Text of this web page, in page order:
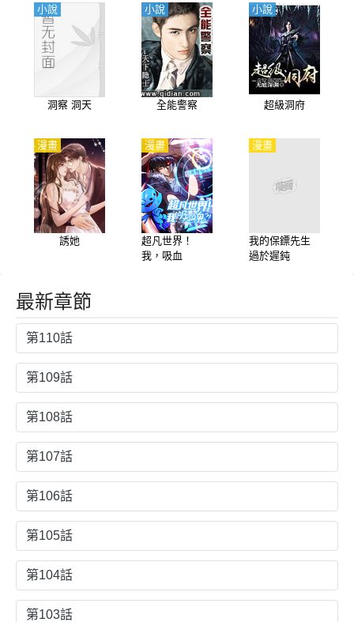
洞察 洞天
小說
全能警察
小說
超級洞府
小說
誘她
漫畫
超凡世界！
我，吸血
漫畫
我的保鏢先生
過於遲鈍
漫畫
最新章節
第110話
第109話
第108話
第107話
第106話
第105話
第104話
第103話